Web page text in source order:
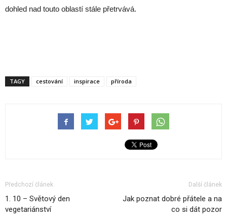
dohled nad touto oblastí stále přetrvává.
TAGY cestování inspirace příroda
Předchozí článek
1. 10 – Světový den
vegetariánství
Další článek
Jak poznat dobré přátele a na
co si dát pozor